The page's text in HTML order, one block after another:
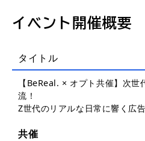
イベント開催概要
タイトル
【BeReal. × オプト共催】次
流！
Z世代のリアルな日常に響く広
共催